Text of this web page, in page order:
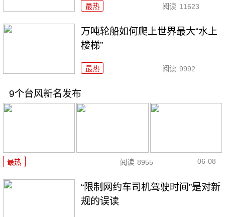
最热 阅读 11623
万吨轮船如何爬上世界最大“水上
楼梯”
最热 阅读 9992
9个台风新名发布
最热 阅读 8955 06-08
“限制网约车司机驾驶时间”是对新
规的误读